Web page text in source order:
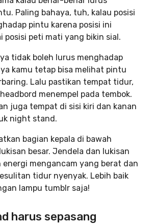
Paling bahaya, tuh, kalau posisi
pintu karena posisi ini
posisi peti mati yang bikin sial.
tidak boleh lurus menghadap
kamu tetap bisa melihat pintu
Lalu pastikan tempat tidur,
menempel pada tembok.
juga tempat di sisi kiri dan kanan
night stand.
bagian kepala di bawah
besar. Jendela dan lukisan
energi mengancam yang berat dan
tidur nyenyak. Lebih baik
lampu tumblr saja!
harus sepasang